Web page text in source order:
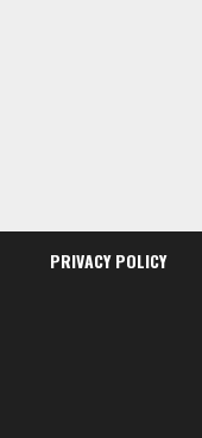
PRIVACY POLICY